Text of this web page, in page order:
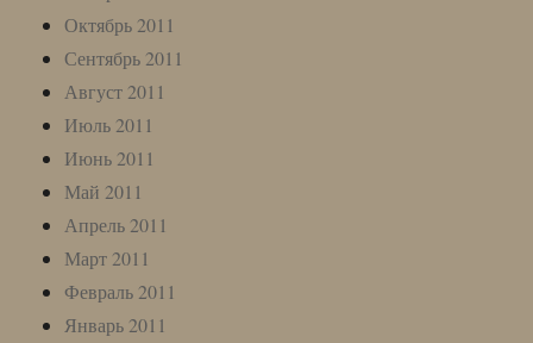
Октябрь 2011
Сентябрь 2011
Август 2011
Июль 2011
Июнь 2011
Май 2011
Апрель 2011
Март 2011
Февраль 2011
Январь 2011